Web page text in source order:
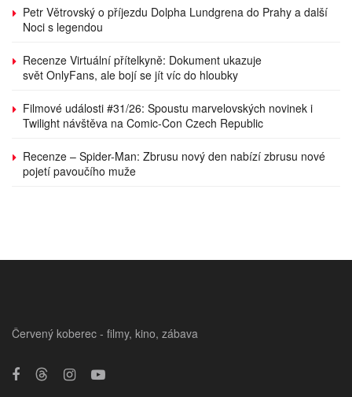
Petr Větrovský o příjezdu Dolpha Lundgrena do Prahy a další
Noci s legendou
Recenze Virtuální přítelkyně: Dokument ukazuje
svět OnlyFans, ale bojí se jít víc do hloubky
Filmové události #31/26: Spoustu marvelovských novinek i
Twilight návštěva na Comic-Con Czech Republic
Recenze – Spider-Man: Zbrusu nový den nabízí zbrusu nové
pojetí pavoučího muže
Červený koberec - filmy, kino, zábava